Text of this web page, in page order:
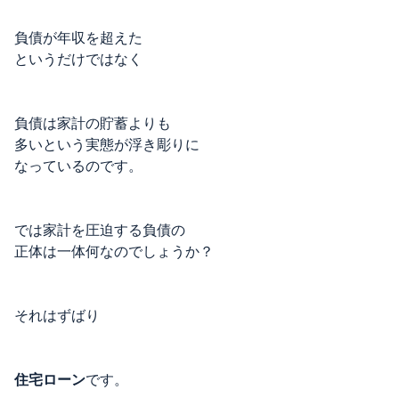
負債が年収を超えた
というだけではなく
負債は家計の貯蓄よりも
多いという実態が浮き彫りに
なっているのです。
では家計を圧迫する負債の
正体は一体何なのでしょうか？
それはずばり
住宅ローンです。